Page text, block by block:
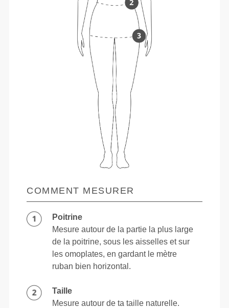
COMMENT MESURER
Poitrine
Mesure autour de la partie la plus large
de la poitrine, sous les aisselles et sur
les omoplates, en gardant le mètre
ruban bien horizontal.
Taille
Mesure autour de ta taille naturelle.